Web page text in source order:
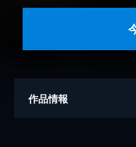
作品情報